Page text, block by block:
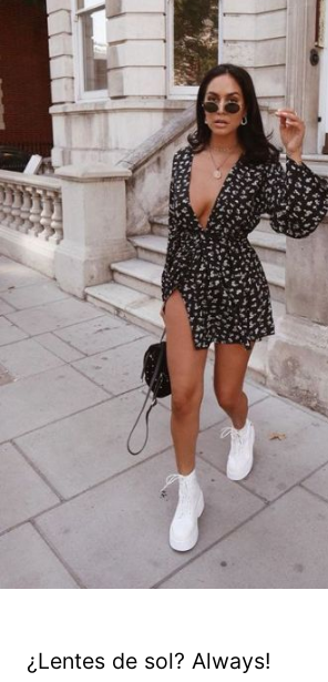
¿Lentes de sol? Always!